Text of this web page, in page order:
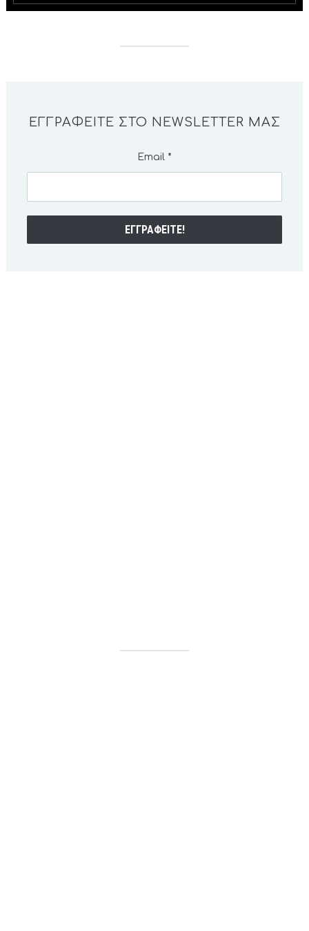
ΕΓΓΡΑΦΕΊΤΕ ΣΤΟ NEWSLETTER ΜΑΣ
Email *